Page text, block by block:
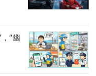
“幽